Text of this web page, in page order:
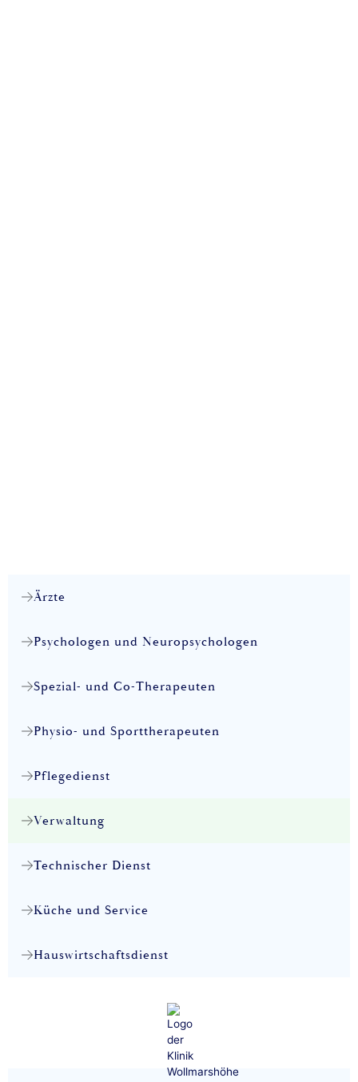
Ärzte
Psychologen und Neuropsychologen
Spezial- und Co-Therapeuten
Physio- und Sporttherapeuten
Pflegedienst
Verwaltung
Technischer Dienst
Küche und Service
Hauswirtschaftsdienst